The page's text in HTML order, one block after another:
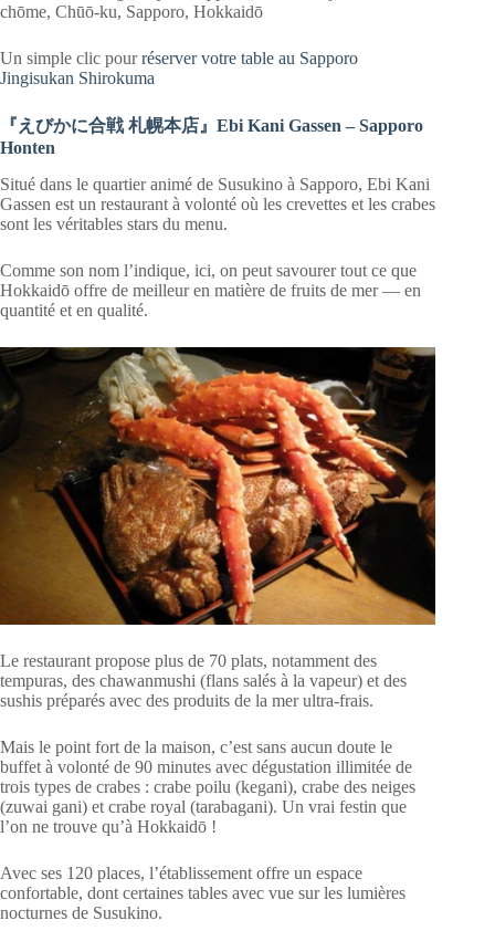
chōme, Chūō-ku, Sapporo, Hokkaidō
Un simple clic pourréserver votre table au Sapporo
Jingisukan Shirokuma
『えびかに合戦 札幌本店』Ebi Kani Gassen – Sapporo
Honten
Situé dans le quartier animé de Susukino à Sapporo, Ebi Kani
Gassen est un restaurant à volonté où les crevettes et les crabes
sont les véritables stars du menu.
Comme son nom l’indique, ici, on peut savourer tout ce que
Hokkaidō offre de meilleur en matière de fruits de mer — en
quantité et en qualité.
Le restaurant propose plus de 70 plats, notamment des
tempuras, des chawanmushi (flans salés à la vapeur) et des
sushis préparés avec des produits de la mer ultra-frais.
Mais le point fort de la maison, c’est sans aucun doute le
buffet à volonté de 90 minutes avec dégustation illimitée de
trois types de crabes : crabe poilu (kegani), crabe des neiges
(zuwai gani) et crabe royal (tarabagani). Un vrai festin que
l’on ne trouve qu’à Hokkaidō !
Avec ses 120 places, l’établissement offre un espace
confortable, dont certaines tables avec vue sur les lumières
nocturnes de Susukino.